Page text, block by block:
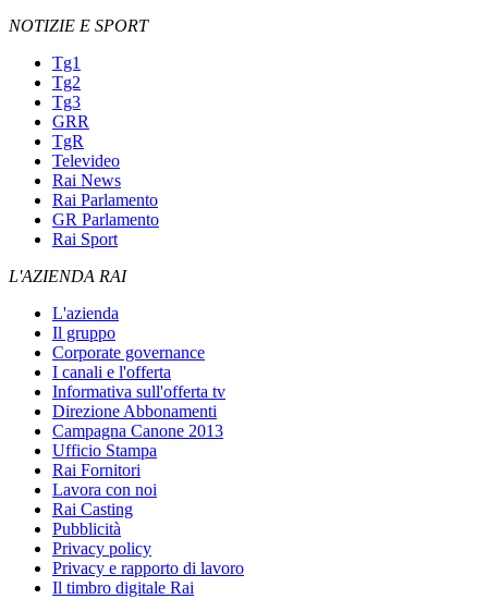
NOTIZIE E SPORT
Tg1
Tg2
Tg3
GRR
TgR
Televideo
Rai News
Rai Parlamento
GR Parlamento
Rai Sport
L'AZIENDA RAI
L'azienda
Il gruppo
Corporate governance
I canali e l'offerta
Informativa sull'offerta tv
Direzione Abbonamenti
Campagna Canone 2013
Ufficio Stampa
Rai Fornitori
Lavora con noi
Rai Casting
Pubblicità
Privacy policy
Privacy e rapporto di lavoro
Il timbro digitale Rai